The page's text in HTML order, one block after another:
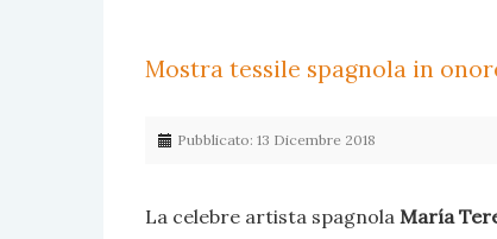
Mostra tessile spagnola in
Pubblicato: 13 Dicembre 2018
La celebre artista spagnola María